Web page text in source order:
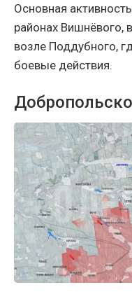
Основная
районах Вишнёвого,
возле Поддубного,
боевые действия.